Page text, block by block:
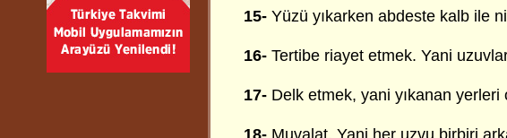
15- Yüzü yıkarken abdeste kalb ile
16- Tertibe riayet etmek. Yani
17- Delk etmek, yani yıkanan yerleri
18- Muvalat. Yani her uzvu birbiri